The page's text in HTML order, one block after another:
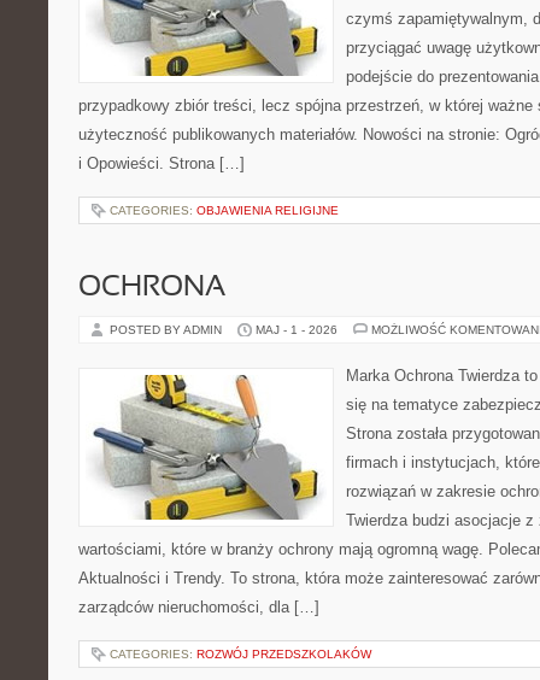
czymś zapamiętywalnym,
przyciągać uwagę
podejście do
przypadkowy zbiór treści, lecz spójna przestrzeń, w której ważne
użyteczność publikowanych materiałów. Nowości na stronie:
i Opowieści. Strona […]
CATEGORIES: OBJAWIENIA RELIGIJNE
OCHRONA
POSTED BY ADMIN MAJ - 1 - 2026 MOŻLIWOŚĆ
Marka Ochrona Twierdza
się na tematyce
Strona została
firmach i instytucjach,
rozwiązań w zakresie
Twierdza budzi asocjacje
wartościami, które w branży ochrony mają ogromną wagę.
Aktualności i Trendy. To strona, która może zainteresować
zarządców nieruchomości, dla […]
CATEGORIES: ROZWÓJ PRZEDSZKOLAKÓW